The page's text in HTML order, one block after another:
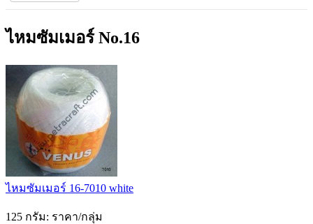
ไหมซัมเมอร์ No.16
ไหมซัมเมอร์ 16-7010 white
125 กรัม: ราคา/กลุ่ม